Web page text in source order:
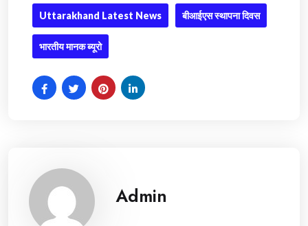
Uttarakhand Latest News बीआईएस स्थापना दिवस
भारतीय मानक ब्यूरो
Admin